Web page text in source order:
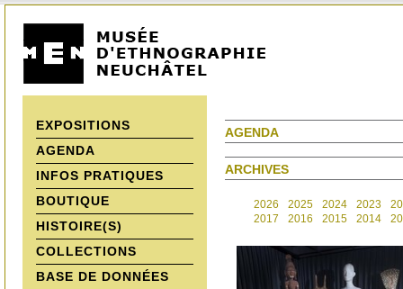
EXPOSITIONS
AGENDA
INFOS PRATIQUES
BOUTIQUE
HISTOIRE(S)
COLLECTIONS
BASE DE DONNÉES
AGENDA
ARCHIVES
2026 2025 2024 2023
2017
2016 2015 2014